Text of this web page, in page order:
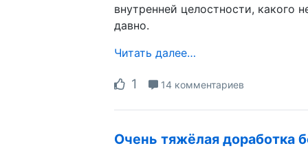
внутренней целостности, какого
давно.
Читать далее…
1 14 комментариев
Очень тяжёлая доработка